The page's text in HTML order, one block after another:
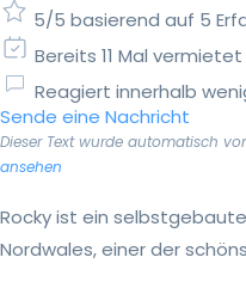
5/5 basierend auf 5
Bereits 11 Mal vermietet
Reagiert innerhalb
Sende eine Nachricht
Dieser Text wurde automatisch
ansehen
Rocky ist ein
Nordwales, einer der